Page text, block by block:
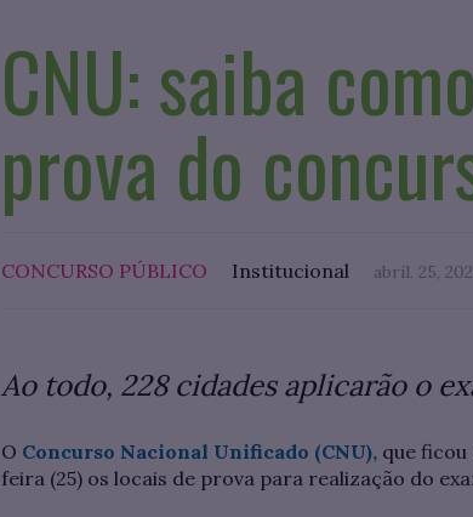
CNU: saiba
prova do
CONCURSO PÚBLICO Institucional abril. 25,
Ao todo, 228 cidades aplicarão o
O Concurso Nacional Unificado (CNU), que ficou
feira (25) os locais de prova para realização do